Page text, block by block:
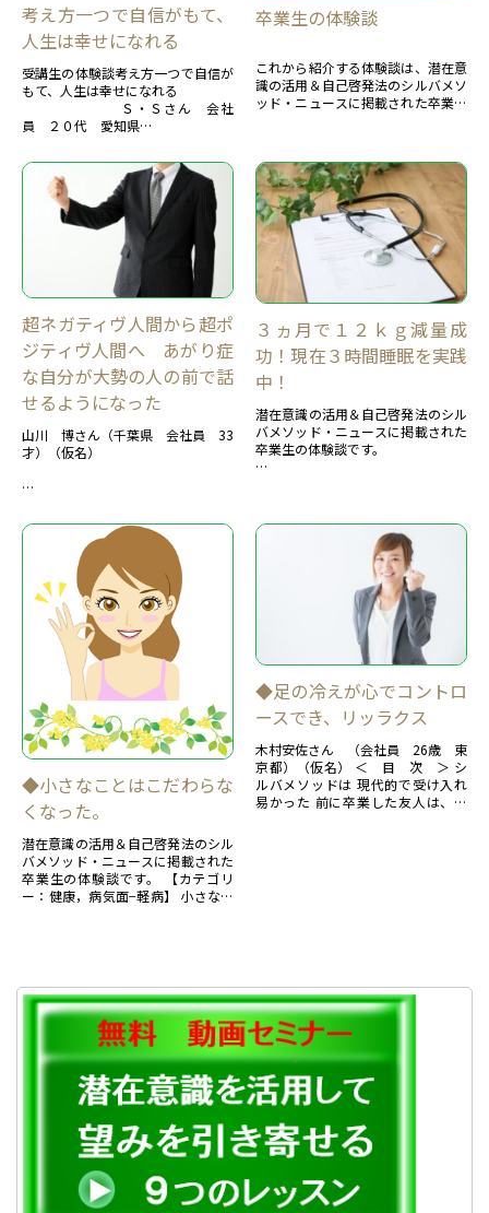
考え方一つで自信がもて、
人生は幸せになれる
受講生の体験談考え方一つで自信が
もて、人生は幸せになれる
Ｓ・Ｓさん 会社
員 ２０代 愛知県
私がシルバメソッドのことを知っ
たのは二年ぐらい前だったと思いま
その頃、母...
卒業生の体験談
これから紹介する体験談は、潜在意
識の活用＆自己啓発法のシルバメソ
ッド・ニュースに掲載された卒業生
超ネガティヴ人間から超ポ
ジティヴ人間へ あがり症
な自分が大勢の人の前で話
せるようになった
山川 博さん（千葉県 会社員 33
才）（仮名）
３ヵ月で１２ｋｇ減量成
功！現在３時間睡眠を実践
中！
潜在意識の活用＆自己啓発法のシル
バメソッド・ニュースに掲載された
卒業生の体験談です。
◆小さなことはこだわらな
くなった。
潜在意識の活用＆自己啓発法のシル
バメソッド・ニュースに掲載された
卒業生の体験談です。 【カテゴリ
ー：健康，病気面−軽病】 小さなこ
◆足の冷えが心でコントロ
ースでき、リッラクス
木村安佐さん （会社員 26歳 東
京都）（仮名） ＜ 目 次 ＞ シ
ルバメソッドは 現代的で受け入れ
易かった 前に卒業した友人は、面